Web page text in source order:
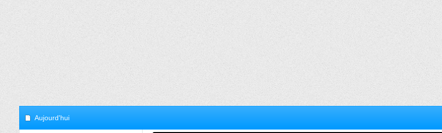
Aujourd'hui